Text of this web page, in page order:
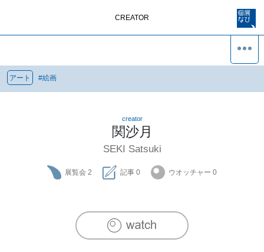
CREATOR
アート #絵画
creator
関沙月
SEKI Satsuki
展覧会 2 記事 0 ウオッチャー 0